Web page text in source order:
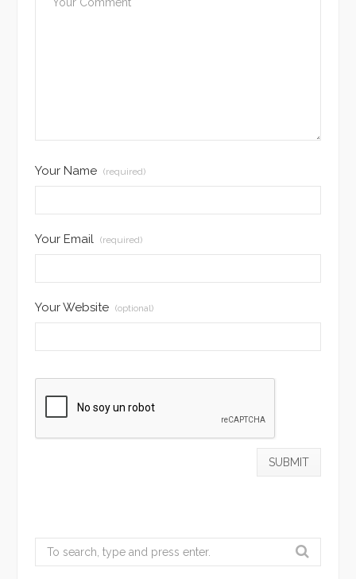
Your Name (required)
Your Email (required)
Your Website (optional)
Search
for: